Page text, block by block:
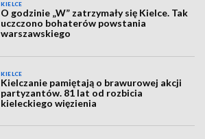
KIELCE
O godzinie „W” zatrzymały się Kielce. Tak
uczczono bohaterów powstania
warszawskiego
KIELCE
Kielczanie pamiętają o brawurowej akcji
partyzantów. 81 lat od rozbicia
kieleckiego więzienia